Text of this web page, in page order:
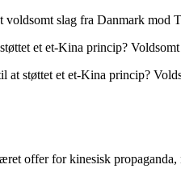
slag fra Danmark
et et-Kina princip?
at støttet et et-Kina princip?
offer for kinesisk